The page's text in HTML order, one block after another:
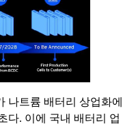
나트륨 배터리 상업화에
다. 이에 국내 배터리 업